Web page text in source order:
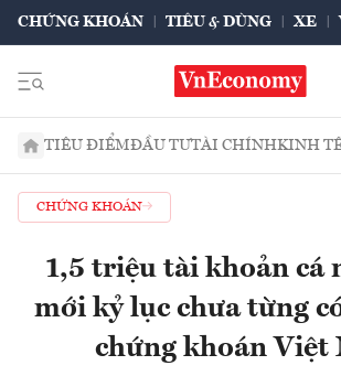
CHỨNG KHOÁN TIÊU & DÙNG XE
TIÊU ĐIỂMĐẦU TƯTÀI CHÍNHKINH
CHỨNG KHOÁN
1,5 triệu tài khoản cá
mới kỷ lục chưa từng
chứng khoán Việt